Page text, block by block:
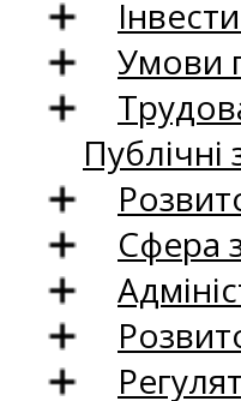
Умови
Публічні
Сфера